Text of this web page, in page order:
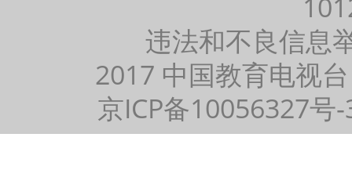
违法和不良信息
2017 中国教育电视
京ICP备10056327号